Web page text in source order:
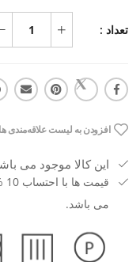
تعداد :
افزودن به لیست علاقه‌مندی ها
این کالا موجود می
می باشد.